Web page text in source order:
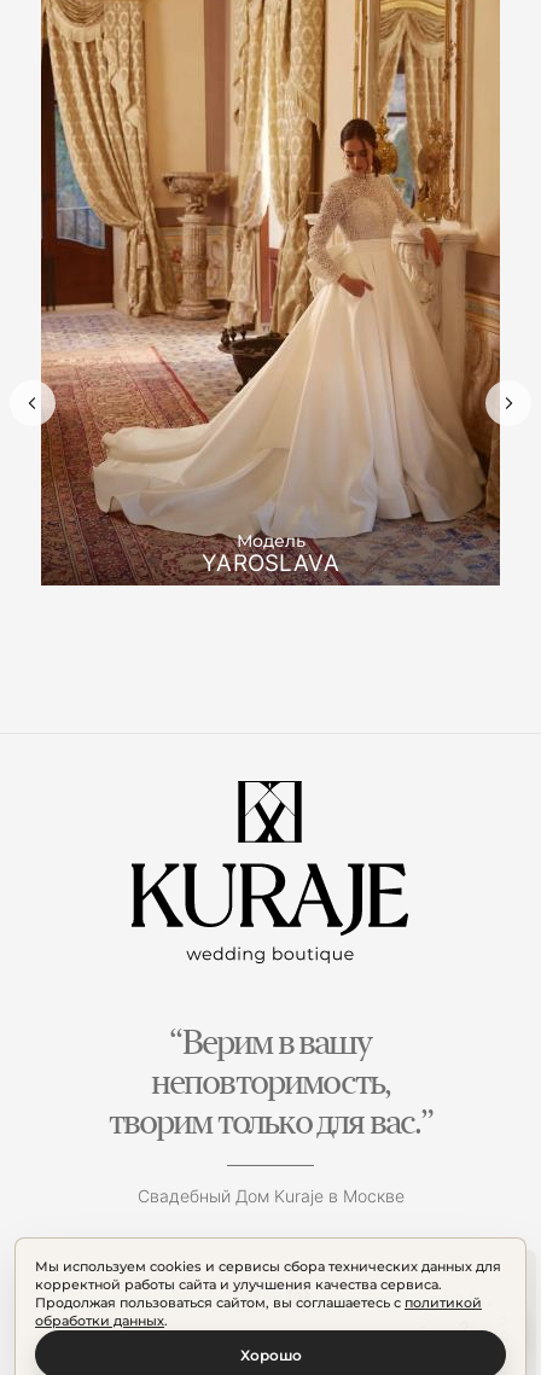
Модель
YAROSLAVA
Мы используем cookies и сервисы сбора технических данных для
корректной работы сайта и улучшения качества сервиса.
Продолжая пользоваться сайтом, вы соглашаетесь с политикой
обработки данных.
Хорошо
“Верим в вашу
неповторимость,
творим только для вас.”
Свадебный Дом Kuraje в Москве